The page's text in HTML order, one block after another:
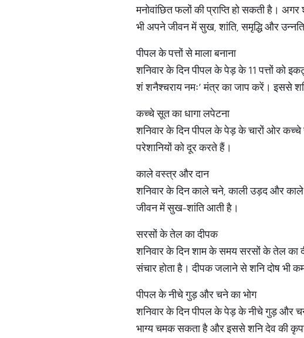
मनोवांछित फलों की प्राप्ति हो सकती है।
भी अपने जीवन में सुख, शांति, समृद्धि और
पीपल के पत्तों से माला बनाना
शनिवार के दिन पीपल के पेड़ के 11 पत्तों को
शं शनैश्चराय नमः’ मंत्र का जाप करें। इससे
कच्चे सूत का धागा लपेटना
शनिवार के दिन पीपल के पेड़ के चारों ओर
परेशानियों को दूर करते हैं।
काले वस्त्र और दान
शनिवार के दिन काले चने, काली उड़द और काले
जीवन में सुख-शांति आती है।
सरसों के तेल का दीपक
शनिवार के दिन शाम के समय सरसों के तेल का
संचार होता है। दीपक जलाने से शनि दोष भी
पीपल के नीचे गुड़ और चने का भोग
शनिवार के दिन पीपल के पेड़ के नीचे गुड़ और
भाग्य चमक सकता है और इससे शनि देव की कृपा